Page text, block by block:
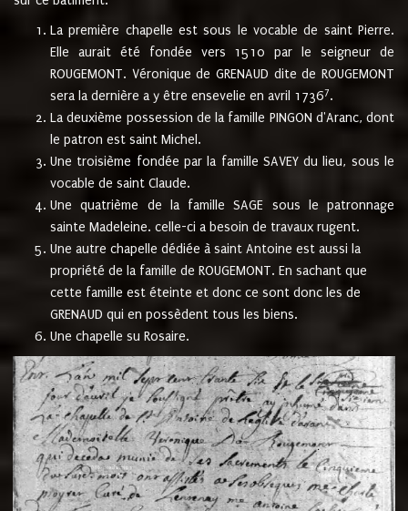
La première chapelle est sous le vocable de saint Pierre.
Elle aurait été fondée vers 1510 par le seigneur de
ROUGEMONT. Véronique de GRENAUD dite de ROUGEMONT
sera la dernière a y être ensevelie en avril 17367.
La deuxième possession de la famille PINGON d'Aranc, dont
le patron est saint Michel.
Une troisième fondée par la famille SAVEY du lieu, sous le
vocable de saint Claude.
Une quatrième de la famille SAGE sous le patronnage
sainte Madeleine. celle-ci a besoin de travaux rugent.
Une autre chapelle dédiée à saint Antoine est aussi la
propriété de la famille de ROUGEMONT. En sachant que
cette famille est éteinte et donc ce sont donc les de
GRENAUD qui en possèdent tous les biens.
Une chapelle su Rosaire.